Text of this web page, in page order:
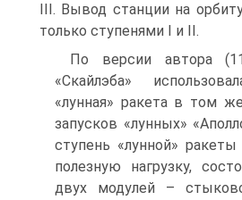
III. Вывод станции на
только ступенями I и II.
По версии автора
«Скайлэба»
«лунная» ракета в том
запусков «лунных»
ступень «лунной»
полезную нагрузку,
двух модулей –